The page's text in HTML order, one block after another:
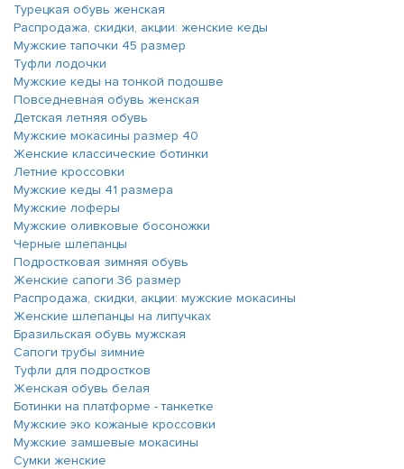
Турецкая обувь женская
Распродажа, скидки, акции: женские кеды
Мужские тапочки 45 размер
Туфли лодочки
Мужские кеды на тонкой подошве
Повседневная обувь женская
Детская летняя обувь
Мужские мокасины размер 40
Женские классические ботинки
Летние кроссовки
Мужские кеды 41 размера
Мужские лоферы
Мужские оливковые босоножки
Черные шлепанцы
Подростковая зимняя обувь
Женские сапоги 36 размер
Распродажа, скидки, акции: мужские мокасины
Женские шлепанцы на липучках
Бразильская обувь мужская
Сапоги трубы зимние
Туфли для подростков
Женская обувь белая
Ботинки на платформе - танкетке
Мужские эко кожаные кроссовки
Мужские замшевые мокасины
Сумки женские